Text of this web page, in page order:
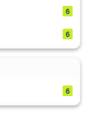
6
6
6